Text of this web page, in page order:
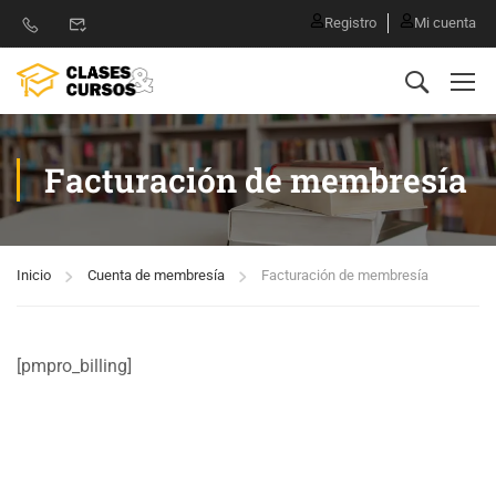
Registro Mi cuenta
Facturación de membresía
Inicio Cuenta de membresía Facturación de membresía
[pmpro_billing]